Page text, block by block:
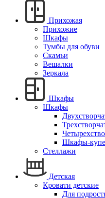
Прихожая
Прихожие
Шкафы
Тумбы для обуви
Скамьи
Вешалки
Зеркала
Шкафы
Шкафы
Шкафы-купе
Стеллажи
Детская
Кровати детские
Для